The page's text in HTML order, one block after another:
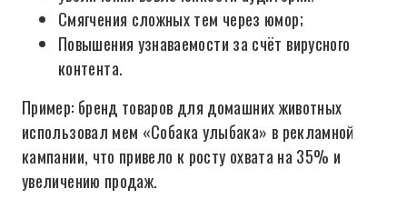
Смягчения сложных тем через юмор;
Повышения узнаваемости за счёт вирусного
контента.
Пример: бренд товаров для домашних животных
использовал мем «Собака улыбака» в рекламной
кампании, что привело к росту охвата на 35% и
увеличению продаж.